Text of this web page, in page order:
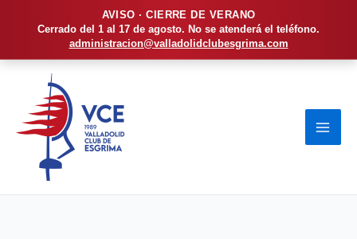
AVISO · CIERRE DE VERANO
Cerrado del 1 al 17 de agosto. No se atenderá el teléfono.
administracion@valladolidclubesgrima.com
contenido